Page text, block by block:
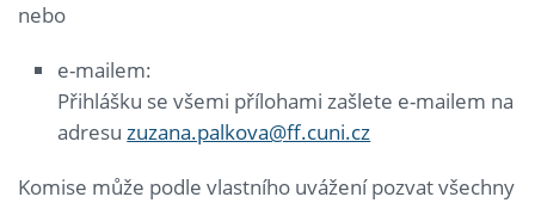
nebo
e-mailem:
Přihlášku se všemi přílohami zašlete e-mailem na
adresuzuzana.palkova@ff.cuni.cz
Komise může podle vlastního uvážení pozvat všechny